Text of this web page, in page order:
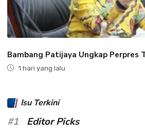
Bambang Patijaya Ungkap Perpres
1 hari yang lalu
Isu Terkini
#1
Editor Picks